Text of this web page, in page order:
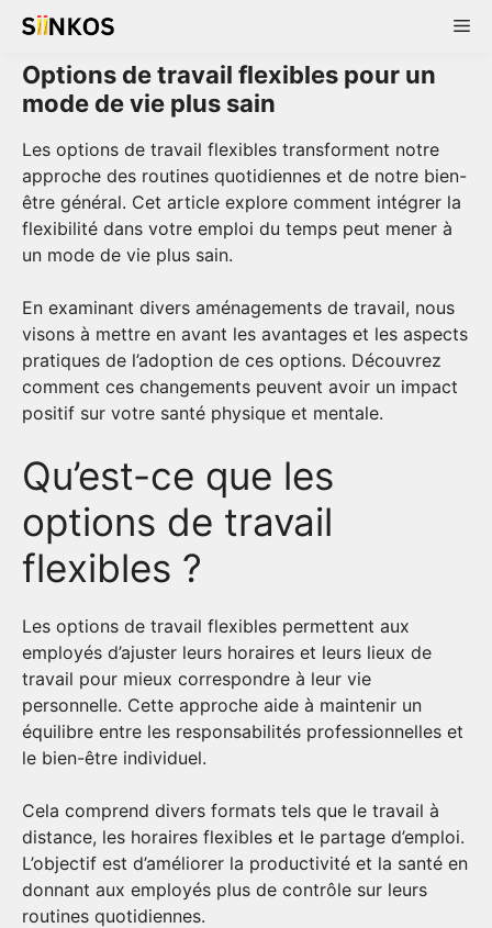
Skip
content
Options de travail flexibles pour un
mode de vie plus sain
Les options de travail flexibles transforment notre
approche des routines quotidiennes et de notre bien-
être général. Cet article explore comment intégrer la
flexibilité dans votre emploi du temps peut mener à
un mode de vie plus sain.
En examinant divers aménagements de travail, nous
visons à mettre en avant les avantages et les aspects
pratiques de l’adoption de ces options. Découvrez
comment ces changements peuvent avoir un impact
positif sur votre santé physique et mentale.
Qu’est-ce que les
options de travail
flexibles ?
Les options de travail flexibles permettent aux
employés d’ajuster leurs horaires et leurs lieux de
travail pour mieux correspondre à leur vie
personnelle. Cette approche aide à maintenir un
équilibre entre les responsabilités professionnelles et
le bien-être individuel.
Cela comprend divers formats tels que le travail à
distance, les horaires flexibles et le partage d’emploi.
L’objectif est d’améliorer la productivité et la santé en
donnant aux employés plus de contrôle sur leurs
routines quotidiennes.